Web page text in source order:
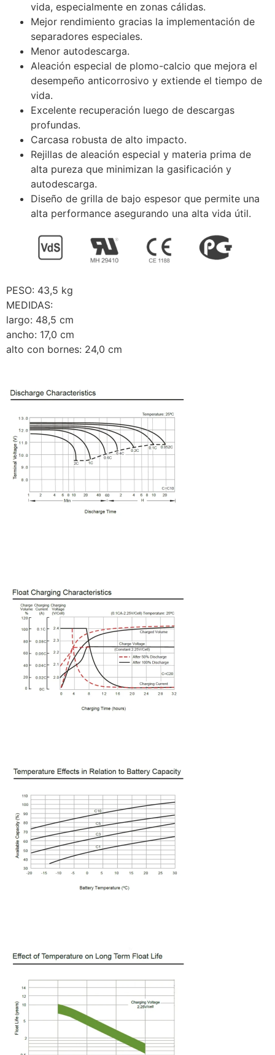
vida, especialmente en zonas cálidas.
Mejor rendimiento gracias la implementación de
separadores especiales.
Menor autodescarga.
Aleación especial de plomo-calcio que mejora el
desempeño anticorrosivo y extiende el tiempo de
vida.
Excelente recuperación luego de descargas
profundas.
Carcasa robusta de alto impacto.
Rejillas de aleación especial y materia prima de
alta pureza que minimizan la gasificación y
autodescarga.
Diseño de grilla de bajo espesor que permite una
alta performance asegurando una alta vida útil.
PESO: 43,5 kg
MEDIDAS:
largo: 48,5 cm
ancho: 17,0 cm
alto con bornes: 24,0 cm